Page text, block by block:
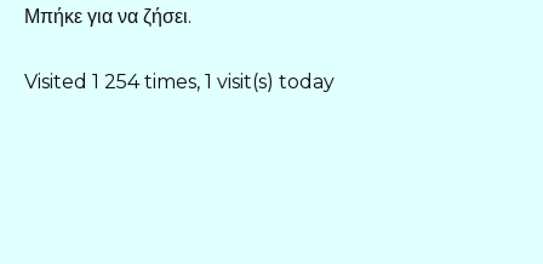
Μπήκε για να ζήσει.
Visited 1 254 times, 1 visit(s) today